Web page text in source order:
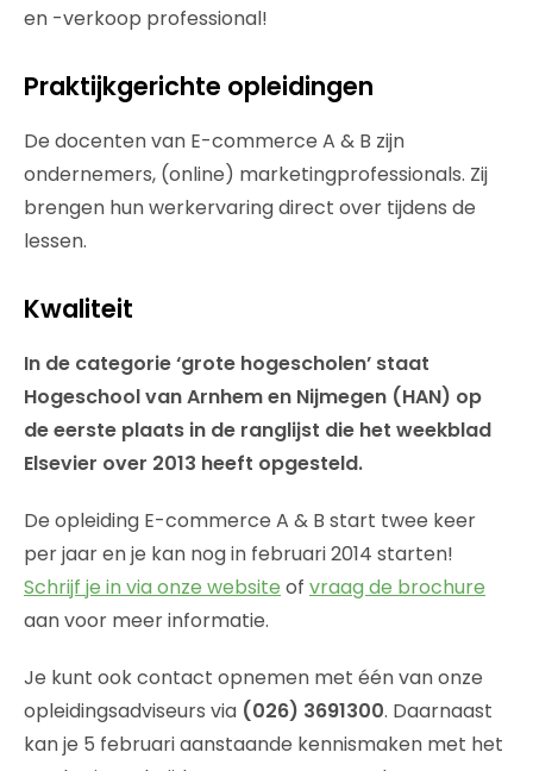
en -verkoop professional!
Praktijkgerichte opleidingen
De docenten van E-commerce A & B zijn
ondernemers, (online) marketingprofessionals. Zij
brengen hun werkervaring direct over tijdens de
lessen.
Kwaliteit
In de categorie ‘grote hogescholen’ staat
Hogeschool van Arnhem en Nijmegen (HAN) op
de eerste plaats in de ranglijst die het weekblad
Elsevier over 2013 heeft opgesteld.
De opleiding E-commerce A & B start twee keer
per jaar en je kan nog in februari 2014 starten!
Schrijf je in via onze website of vraag de brochure
aan voor meer informatie.
Je kunt ook contact opnemen met één van onze
opleidingsadviseurs via (026) 3691300. Daarnaast
kan je 5 februari aanstaande kennismaken met het